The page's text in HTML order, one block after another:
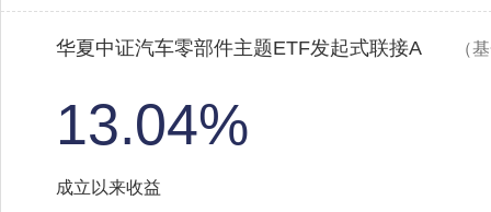
华夏中证汽车零部件主题ETF发起式联接A （
13.04%
成立以来收益